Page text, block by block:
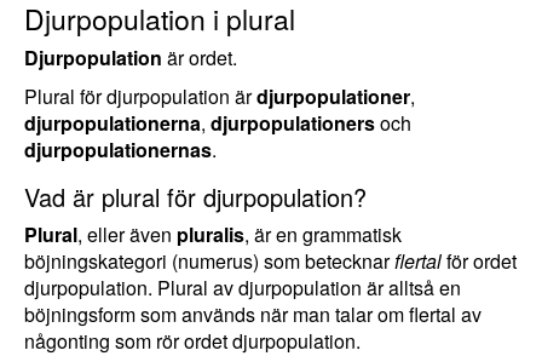
Djurpopulation i plural
Djurpopulation är ordet.
Plural för djurpopulation ärdjurpopulationer,
djurpopulationerna, djurpopulationersoch
djurpopulationernas.
Vad är plural för djurpopulation?
Plural, eller även pluralis, är en grammatisk
böjningskategori (numerus) som betecknarflertalför ordet
djurpopulation. Plural av djurpopulation är alltså en
böjningsform som används när man talar om flertal av
någonting som rör ordet djurpopulation.